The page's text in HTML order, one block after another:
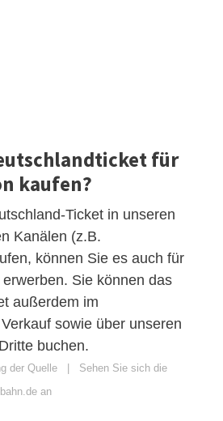
für
kaufen?
Ticket in unseren
Kanälen (z.B.
können Sie es auch für
Sie können das
außerdem im
sowie über unseren
buchen.
der Quelle | Sehen Sie sich die
an